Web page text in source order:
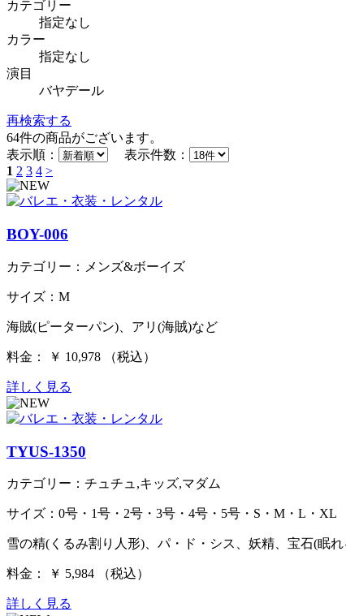
カテゴリー
指定なし
カラー
指定なし
演目
バヤデール
再検索する
64件の商品がございます。
表示順：
表示件数：
1 2 3 4 >
BOY-006
カテゴリー：メンズ&ボーイズ
サイズ：M
海賊(ピーターパン)、アリ(海賊)など
料金： ￥ 10,978 （税込）
詳しく見る
TYUS-1350
カテゴリー：チュチュ,キッズ,マダム
サイズ：0号・1号・2号・3号・4号・5号・S・M・L・XL
雪の精(くるみ割り人形)、パ・ド・シス、妖精、宝石(眠
料金： ￥ 5,984 （税込）
詳しく見る